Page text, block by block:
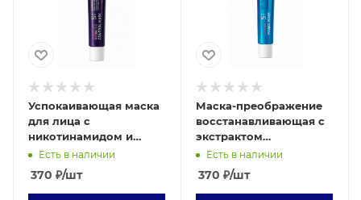
Успокаивающая маска
для лица с
никотинамидом и
троксерутином
REDNESS CONTROL
MASK 10 мл
Есть в наличии
370 ₽/шт
Маска-преображение
восстанавливающая с
экстрактом
гамамелиса MAGIC
MASK 10 мл
Есть в наличии
370 ₽/шт